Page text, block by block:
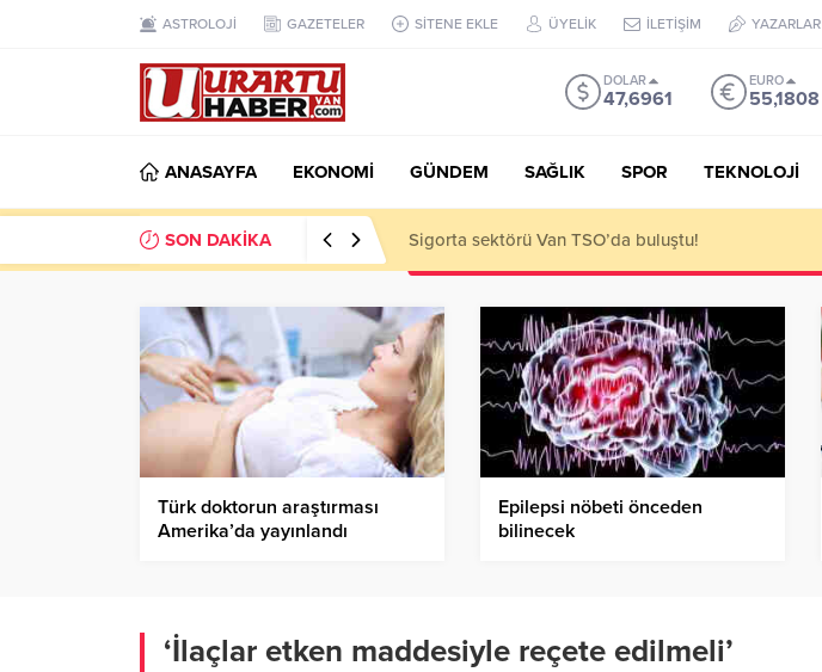
ASTROLOJİ GAZETELER SİTENE EKLE ÜYELİK İLETİŞİM YAZARLAR
DOLAR
47,6961
EURO
55,1808
ANASAYFA EKONOMİ GÜNDEM SAĞLIK SPOR TEKNOLOJİ
SON DAKİKA VAN TSO: Takip ediyoruz!
Türk doktorun araştırması
Amerika’da yayınlandı
Epilepsi nöbeti önceden
bilinecek
‘İlaçlar etken maddesiyle reçete edilmeli’